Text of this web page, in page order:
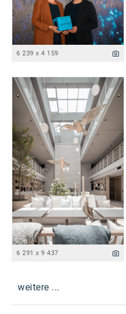
6 239 x 4 159
6 291 x 9 437
weitere ...